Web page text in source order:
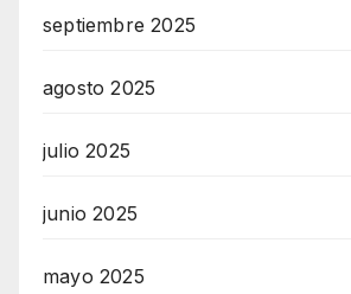
septiembre 2025
agosto 2025
julio 2025
junio 2025
mayo 2025